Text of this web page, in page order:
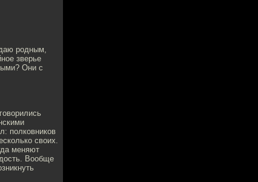
родным,
зверье
Они с
полковников
своих.
меняют
Вообще